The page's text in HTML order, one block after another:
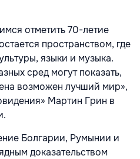
отметить 70-летие
пространством, где
языки и музыка.
сред могут показать,
возможен лучший мир»,
Мартин Грин в
Болгарии, Румынии и
доказательством